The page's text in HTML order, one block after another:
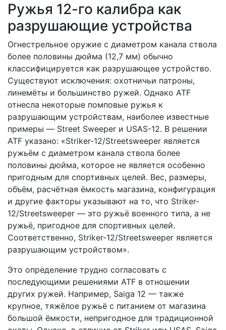
Ружья 12-го калибра как
разрушающие устройства
Огнестрельное оружие с диаметром канала ствола
более половины дюйма (12,7 мм) обычно
классифицируется как разрушающее устройство.
Существуют исключения: охотничьи патроны,
линемёты и большинство ружей. Однако ATF
отнесла некоторые помповые ружья к
разрушающим устройствам, наиболее известные
примеры — Street Sweeper и USAS-12. В решении
ATF указано: «Striker-12/Streetsweeper является
ружьём с диаметром канала ствола более
половины дюйма, которое не является особенно
пригодным для спортивных целей. Вес, размеры,
объём, расчётная ёмкость магазина, конфигурация
и другие факторы указывают на то, что Striker-
12/Streetsweeper — это ружьё военного типа, а не
ружьё, пригодное для спортивных целей.
Соответственно, Striker-12/Streetsweeper является
разрушающим устройством».
Это определение трудно согласовать с
последующими решениями ATF в отношении
других ружей. Например, Saiga 12 — также
крупное, тяжёлое ружьё с питанием от магазина
большой ёмкости, непригодное для традиционной